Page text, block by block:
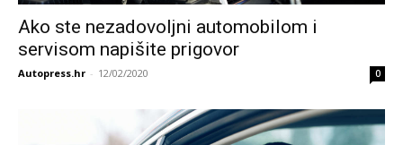
Ako ste nezadovoljni automobilom i
servisom napišite prigovor
Autopress.hr - 12/02/2020 0